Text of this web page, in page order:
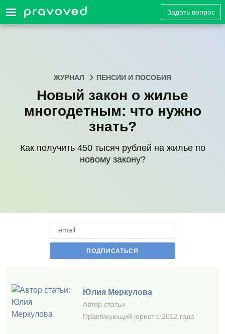
Задать вопрос
ЖУРНАЛ ПЕНСИИ И ПОСОБИЯ
Новый закон о жилье
многодетным: что нужно
знать?
Как получить 450 тысяч рублей на жилье по
новому закону?
Юлия Меркулова
Автор статьи
Практикующий юрист с 2012 года